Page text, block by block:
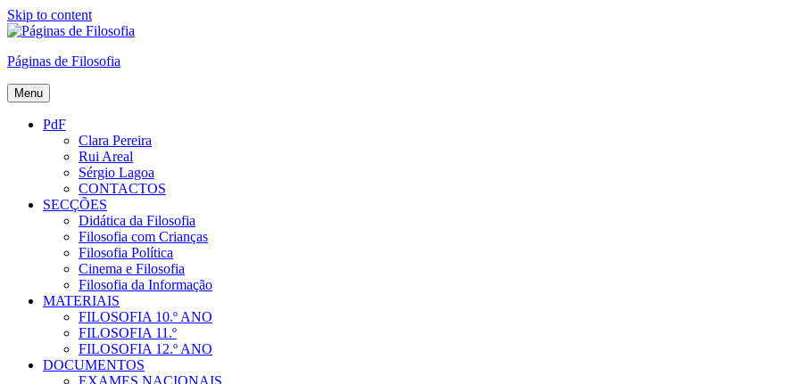
Skip to content
Páginas de Filosofia
Menu
PdF
Clara Pereira
Rui Areal
Sérgio Lagoa
CONTACTOS
SECÇÕES
Didática da Filosofia
Filosofia com Crianças
Filosofia Política
Cinema e Filosofia
Filosofia da Informação
MATERIAIS
FILOSOFIA 10.º ANO
FILOSOFIA 11.º
FILOSOFIA 12.º ANO
DOCUMENTOS
EXAMES NACIONAIS